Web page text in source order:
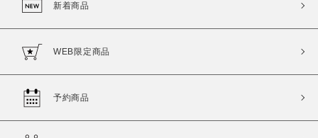
カラー
新着商品
WEB限定商品
予約商品